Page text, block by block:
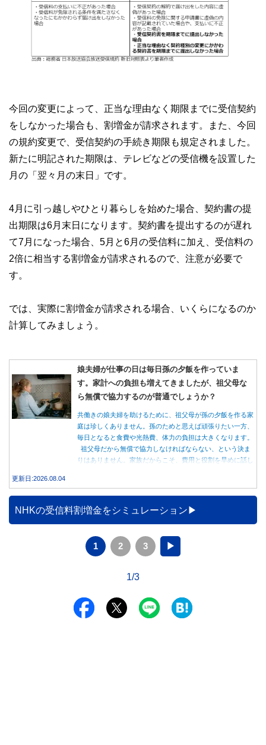
今回の変更によって、正当な理由なく期限までに受信契約
をしなかった場合も、割増金が請求されます。また、今回
の規約変更で、受信契約の手続き期限も規定されました。
新たに明記された期限は、テレビなどの受信機を設置した
月の「翌々月の末日」です。
4月に引っ越しやひとり暮らしを始めた場合、契約書の提
出期限は6月末日になります。契約書を提出するのが遅れ
て7月になった場合、5月と6月の受信料に加え、受信料の
2倍に相当する割増金が請求されるので、注意が必要で
す。
では、実際に割増金が請求される場合、いくらになるのか
計算してみましょう。
娘夫婦が仕事の日は毎日孫の夕飯を作っていま
す。家計への負担も増えてきましたが、祖父母な
ら無償で協力するのが普通でしょうか？
共働きの娘夫婦を助けるために、祖父母が孫の夕飯を作る家
庭は珍しくありません。孫のためと思えば頑張りたい一方、
毎日となると食費や光熱費、体力の負担は大きくなります。
祖父母だから無償で協力しなければならない、という決ま
りはありません。家族だからこそ、費用と役割を早めに話し
更新日:2026.08.04
NHKの受信料割増金をシミュレーション
1 2 3 ▶
1/3